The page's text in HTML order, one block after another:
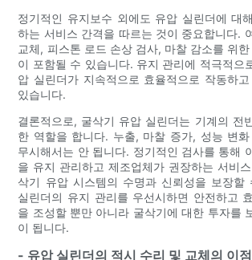
정기적인 유지보수 외에도 유압 실린더에 대
하는 서비스 간격을 따르는 것이 중요합니다.
교체, 피스톤 로드 손상 검사, 마찰 감소를 위
이 포함될 수 있습니다. 유지 관리에 적극적으
압 실린더가 지속적으로 효율적으로 작동하
있습니다.
결론적으로, 굴삭기 유압 실린더는 기계의 전
한 역할을 합니다. 누출, 마찰 증가, 성능 변
무시해서는 안 됩니다. 정기적인 검사를 통해
을 유지 관리하고 제조업체가 권장하는 서비
삭기 유압 시스템의 수명과 신뢰성을 보장할
실린더의 유지 관리를 우선시하면 안전하고
을 조성할 뿐만 아니라 굴삭기에 대한 투자를
이 됩니다.
- 유압 실린더의 적시 수리 및 교체의 이점